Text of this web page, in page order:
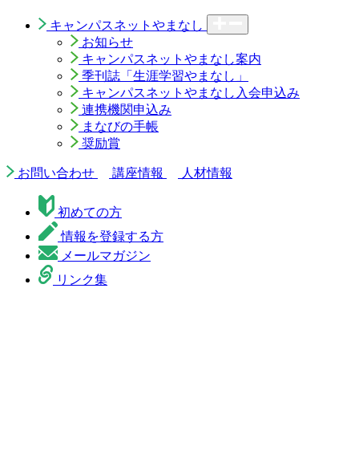
キャンパスネットやまなし
お知らせ
キャンパスネットやまなし案内
季刊誌「生涯学習やまなし」
キャンパスネットやまなし入会申込み
連携機関申込み
まなびの手帳
奨励賞
お問い合わせ 講座情報 人材情報
初めての方
情報を登録する方
メールマガジン
リンク集